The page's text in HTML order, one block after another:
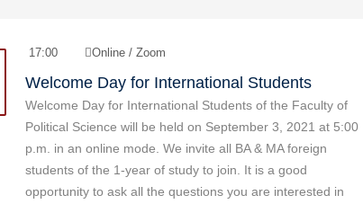
17:00 Online / Zoom
Welcome Day for International Students
Welcome Day for International Students of the Faculty of
Political Science will be held on September 3, 2021 at 5:00
p.m. in an online mode. We invite all BA & MA foreign
students of the 1-year of study to join. It is a good
opportunity to ask all the questions you are interested in